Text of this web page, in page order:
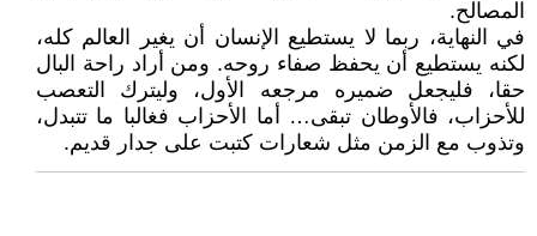
المصالح.
في النهاية، ربما لا يستطيع الإنسان أن يغير العالم كله،
لكنه يستطيع أن يحفظ صفاء روحه. ومن أراد راحة البال
حقا، فليجعل ضميره مرجعه الأول، وليترك التعصب
للأحزاب، فالأوطان تبقى… أما الأحزاب فغالبا ما تتبدل،
وتذوب مع الزمن مثل شعارات كتبت على جدار قديم.